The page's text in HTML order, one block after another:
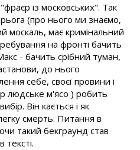
із московських". Так
(про нього ми знаємо,
москаль, має кримінальний
на фронті бачить
- бачить срібний туман,
до нього
себе, своєї провини і
людське м'ясо ) робить
Він кається і як
смерть. Питання в
такий бекграунд став
тексті.